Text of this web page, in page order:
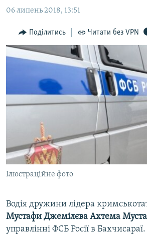
основної
Перейти
до
пошуку
БЛОГИ
ПОГЛЯД
ІНТЕРВ'Ю
СПЕЦПРОЕКТИ
ДЕПОРТАЦІЯ
ВІДЕОУРОКИ «ELIFBE»
СВІДЧЕННЯ ОКУПАЦІЇ
УКРАЇНСЬКА ПРОБЛЕМА КРИМУ
ІНФОГРАФІКА
ЯК ОБІЙТИ БЛОКУВАННЯ
Qırımtatar
ДОЛУЧАЙСЯ!
Усі сайти RFE/RL
06 липень 2018, 13:51
Поділитись Читати без VPN
Ілюстраційне фото
Водія дружини лідера
Мустафи Джемілєва Ахтема
управлінні ФСБ Росії в Бахчисараї.